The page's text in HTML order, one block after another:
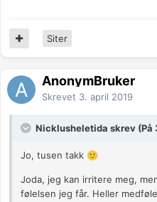
Siter
AnonymBruker
Skrevet 3. april 2019
Nicklusheletida skrev (På
Jo, tusen takk 🙂
Joda, jeg kan irritere meg,
følelsen jeg får. Heller